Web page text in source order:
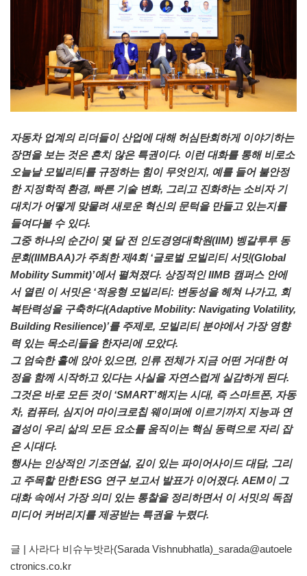
자동차 업계의 리더들이 산업에 대해 허심탄회하게 이야기하는
장면을 보는 것은 흔치 않은 특권이다. 이런 대화를 통해 비로소
오늘날 모빌리티를 규정하는 힘이 무엇인지, 예를 들어 불안정
한 지정학적 환경, 빠른 기술 변화, 그리고 진화하는 소비자 기
대치가 어떻게 맞물려 새로운 혁신의 문턱을 만들고 있는지를
들여다볼 수 있다.
그중 하나의 순간이 몇 달 전 인도경영대학원(IIM) 벵갈루루 동
문회(IIMBAA)가 주최한 제4회 ‘글로벌 모빌리티 서밋(Global
Mobility Summit)’에서 펼쳐졌다. 상징적인 IIMB 캠퍼스 안에
서 열린 이 서밋은 ‘적응형 모빌리티: 변동성을 헤쳐 나가고, 회
복탄력성을 구축하다(Adaptive Mobility: Navigating Volatility,
Building Resilience)’를 주제로, 모빌리티 분야에서 가장 영향
력 있는 목소리들을 한자리에 모았다.
그 엄숙한 홀에 앉아 있으면, 인류 전체가 지금 어떤 거대한 여
정을 함께 시작하고 있다는 사실을 자연스럽게 실감하게 된다.
그것은 바로 모든 것이 ‘SMART’해지는 시대, 즉 스마트폰, 자동
차, 컴퓨터, 심지어 마이크로칩 웨이퍼에 이르기까지 지능과 연
결성이 우리 삶의 모든 요소를 움직이는 핵심 동력으로 자리 잡
은 시대다.
행사는 인상적인 기조연설, 깊이 있는 파이어사이드 대담, 그리
고 주목할 만한 ESG 연구 보고서 발표가 이어졌다. AEM이 그
대화 속에서 가장 의미 있는 통찰을 정리하면서 이 서밋의 독점
미디어 커버리지를 제공받는 특권을 누렸다.
글 | 사라다 비슈누밧라(Sarada Vishnubhatla)_sarada@autoele
ctronics.co.kr